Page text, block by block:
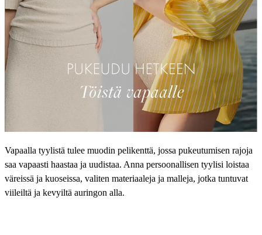
Vapaalla tyylistä tulee muodin pelikenttä, jossa pukeutumisen rajoja
saa vapaasti haastaa ja uudistaa. Anna persoonallisen tyylisi loistaa
väreissä ja kuoseissa, valiten materiaaleja ja malleja, jotka tuntuvat
viileiltä ja kevyiltä auringon alla.